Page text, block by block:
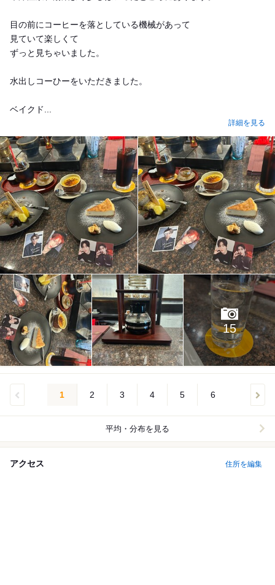
目の前にコーヒーを落としている機械があって
見ていて楽しくて
ずっと見ちゃいました。
水出しコーひーをいただきました。
ベイクド...
詳細を見る
15
1 2 3 4 5 6
平均・分布を見る
アクセス 住所を編集